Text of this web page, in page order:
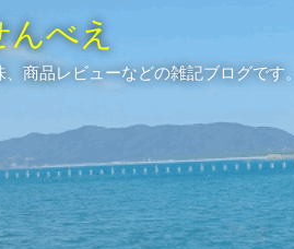
べえ
商品レビューなどの雑記ブログです。